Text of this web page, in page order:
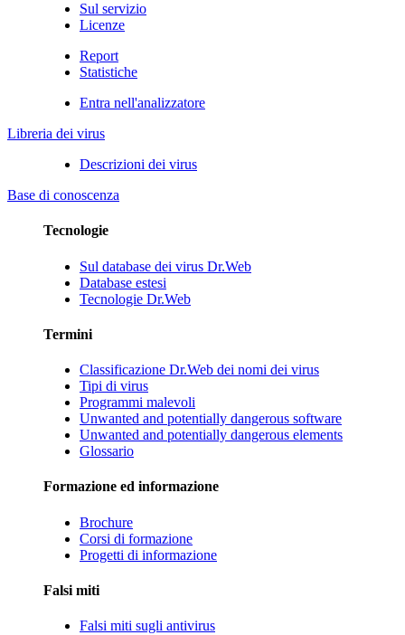
Sul servizio
Licenze
Report
Statistiche
Entra nell'analizzatore
Libreria dei virus
Descrizioni dei virus
Base di conoscenza
Tecnologie
Sul database dei virus Dr.Web
Database estesi
Tecnologie Dr.Web
Termini
Classificazione Dr.Web dei nomi dei virus
Tipi di virus
Programmi malevoli
Unwanted and potentially dangerous software
Unwanted and potentially dangerous elements
Glossario
Formazione ed informazione
Brochure
Corsi di formazione
Progetti di informazione
Falsi miti
Falsi miti sugli antivirus